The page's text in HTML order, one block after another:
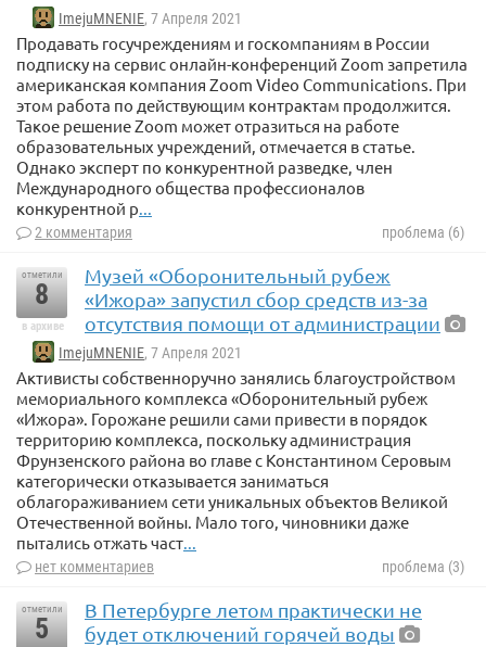
ImejuMNENIE, 7 Апреля 2021
Продавать госучреждениям и госкомпаниям в России
подписку на сервис онлайн-конференций Zoom запретила
американская компания Zoom Video Communications. При
этом работа по действующим контрактам продолжится.
Такое решение Zoom может отразиться на работе
образовательных учреждений, отмечается в статье.
Однако эксперт по конкурентной разведке, член
Международного общества профессионалов
конкурентной р...
2 комментария проблема (6)
отметили
8
в архиве
Музей «Оборонительный рубеж
«Ижора» запустил сбор средств из-за
отсутствия помощи от администрации
ImejuMNENIE, 7 Апреля 2021
Активисты собственноручно занялись благоустройством
мемориального комплекса «Оборонительный рубеж
«Ижора». Горожане решили сами привести в порядок
территорию комплекса, поскольку администрация
Фрунзенского района во главе с Константином Серовым
категорически отказывается заниматься
облагораживанием сети уникальных объектов Великой
Отечественной войны. Мало того, чиновники даже
пытались отжать част...
нет комментариев проблема (3)
отметили
5
В Петербурге летом практически не
будет отключений горячей воды